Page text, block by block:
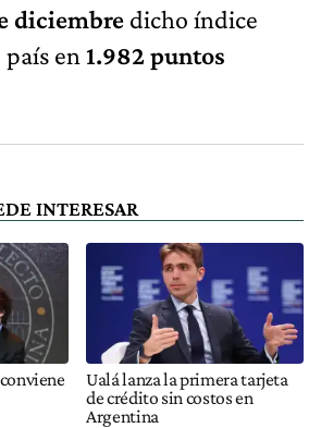
diciembre dicho índice
en 1.982puntos
INTERESAR
Ualá lanza la primera tarjeta
de crédito sin costos en
Argentina